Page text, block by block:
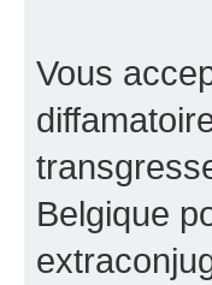
Vous
Belgique